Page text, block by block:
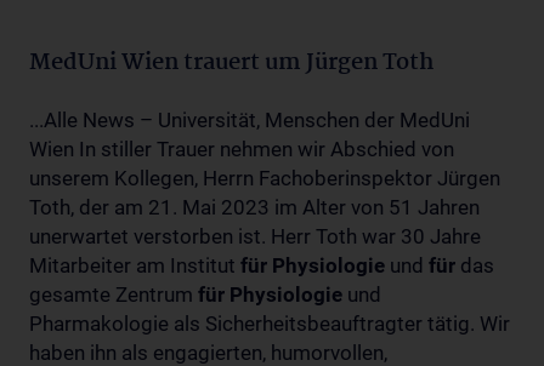
MedUni Wien trauert um Jürgen Toth
...Alle News – Universität, Menschen der MedUni
Wien In stiller Trauer nehmen wir Abschied von
unserem Kollegen, Herrn Fachoberinspektor Jürgen
Toth, der am 21. Mai 2023 im Alter von 51 Jahren
unerwartet verstorben ist. Herr Toth war 30 Jahre
Mitarbeiter am Institut für Physiologie und für das
gesamte Zentrum für Physiologie und
Pharmakologie als Sicherheitsbeauftragter tätig. Wir
haben ihn als engagierten, humorvollen,